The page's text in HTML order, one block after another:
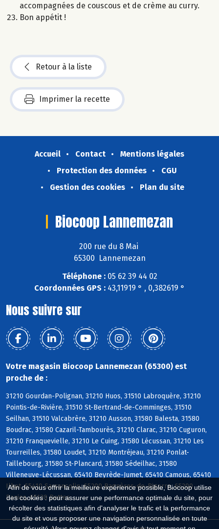
Afin de vous offrir la meilleure expérience possible, Biocoop utilise
des cookies : pour assurer une performance optimale du site, pour
récolter des statistiques afin d'analyser le trafic et la performance
du site et vous proposer une navigation personnalisée en toute
accompagnées de couscous et de crème au curry.
Bon appétit !
Retour à la liste
Imprimer la recette
Accueil Contact
Mentions légales
Protection des données
CGU
Gestion des cookies
Plan du site
Biocoop Lannemezan
200 rue du 8 Mai
65300 Lannemezan
Téléphone :05 62 39 44 02
Coordonnées GPS : 43,11919 ° , 0,382619 °
Nous suivre sur
Votre magasin Biocoop Lannemezan (65300) est
proche de :
31210 Gourdan-Polignan, 31210 Huos, 31510 Labroquère, 31210
Pointis-de-Rivière, 31510 St-Bertrand-de-Comminges, 31510
Seilhan, 31510 Valcabrère, 31210 Ausson, 31580 Balesta, 31580
Boudrac, 31580 Cazaril-Tambourès, 31210 Clarac, 31210 Cuguron,
31210 Franquevielle, 31210 Le Cuing, 31580 Lécussan, 31210 Les
Tourreilles, 31580 Loudet, 31210 Montréjeau, 31210 Ponlat-
Taillebourg, 31580 St-Plancard, 31580 Sédeilhac, 31580
Villeneuve-Lécussan, 65410 Beyrède-Jumet, 65410 Camous, 65410
Ilhet, 65410 Sarrancolin, 65200 Bagnères-de-Bigorre, 65200
Banios, 65130 Bettes